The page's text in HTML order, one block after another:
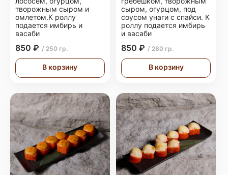
творожным сыром и
омлетом.К роллу
подается имбирь и
васаби
850 ₽ / 250 гр.
В корзину
сыром, огурцом, под
соусом унаги с спайси. К
роллу подается имбирь
и васаби
850 ₽ / 280 гр.
В корзину